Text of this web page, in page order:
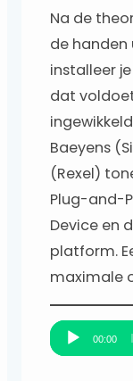
Na de
de handen
installeer
dat
Baeyens
(Rexel)
Plug-and-
Device en
platform.
maximale
A
u
00:00